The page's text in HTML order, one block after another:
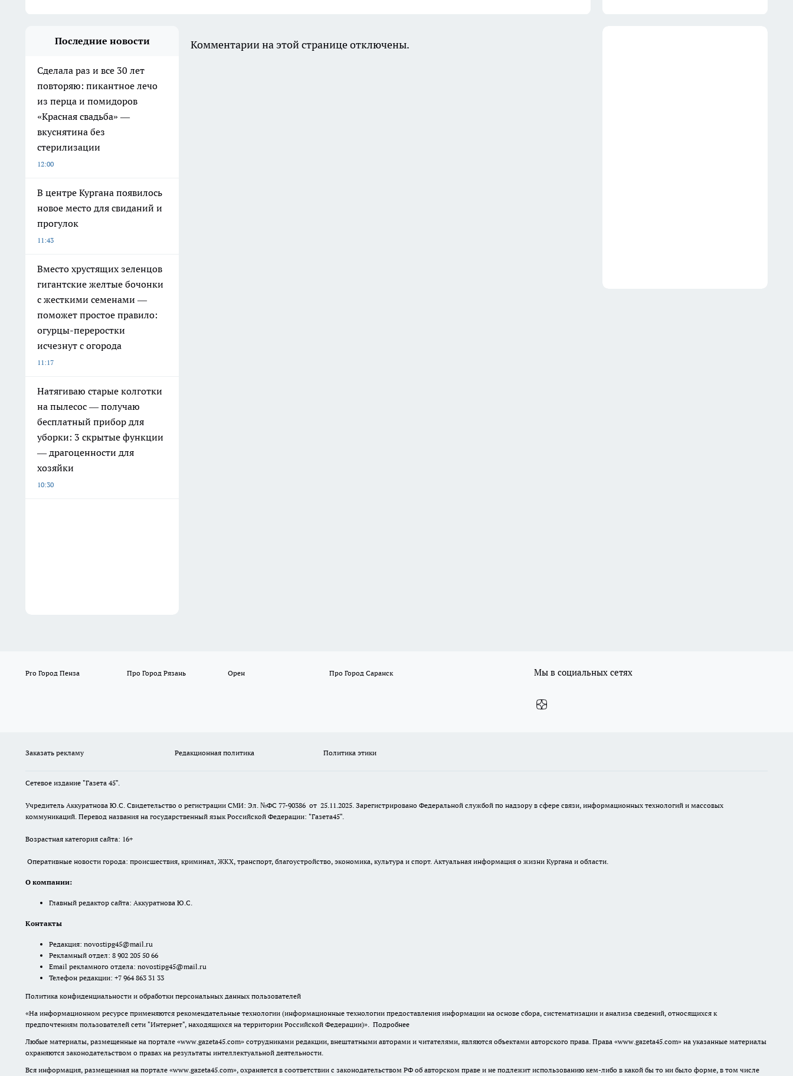
Последние новости
Сделала раз и все 30 лет
повторяю: пикантное лечо
из перца и помидоров
«Красная свадьба» —
вкуснятина без
стерилизации
12:00
В центре Кургана появилось
новое место для свиданий и
прогулок
11:43
Вместо хрустящих зеленцов
гигантские желтые бочонки
с жесткими семенами —
поможет простое правило:
огурцы-переростки
исчезнут с огорода
11:17
Натягиваю старые колготки
на пылесос — получаю
бесплатный прибор для
уборки: 3 скрытые функции
— драгоценности для
хозяйки
10:30
Комментарии на этой странице отключены.
Pro Город Пенза Про Город Рязань Орен Про Город Саранск Мы в социальных сетях
Заказать рекламу Редакционная политика Политика этики
Сетевое издание "Газета 45".
Учредитель Аккуратнова Ю.С. Свидетельство о регистрации СМИ: Эл. №ФС 77-90386 от 25.11.2025. Зарегистрировано Федеральной службой по надзору в сфере связи, информационных технологий и массовых
коммуникаций. Перевод названия на государственный язык Российской Федерации: "Газета45".
Возрастная категория сайта: 16+
Оперативные новости города: происшествия, криминал, ЖКХ, транспорт, благоустройство, экономика, культура и спорт. Актуальная информация о жизни Кургана и области.
О компании:
Главный редактор сайта: Аккуратнова Ю.С.
Контакты
Редакция: novostipg45@mail.ru
Рекламный отдел: 8 902 205 50 66
Email рекламного отдела: novostipg45@mail.ru
Телефон редакции: +7 964 863 31 33
Политика конфиденциальности и обработки персональных данных пользователей
«На информационном ресурсе применяются рекомендательные технологии (информационные технологии предоставления информации на основе сбора, систематизации и анализа сведений, относящихся к
предпочтениям пользователей сети "Интернет", находящихся на территории Российской Федерации)». Подробнее
Любые материалы, размещенные на портале «www.gazeta45.com» сотрудниками редакции, внештатными авторами и читателями, являются объектами авторского права. Права «www.gazeta45.com» на указанные материалы
охраняются законодательством о правах на результаты интеллектуальной деятельности.
Вся информация, размещенная на портале «www.gazeta45.com», охраняется в соответствии с законодательством РФ об авторском праве и не подлежит использованию кем-либо в какой бы то ни было форме, в том числе